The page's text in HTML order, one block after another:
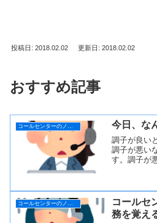
投稿日: 2018.02.02 更新日: 2018.02.02
おすすめ記事
コールセンターのノウハウ 今日、な
調子が良い
調子が悪い
す。調子が
コールセ
務を覚え